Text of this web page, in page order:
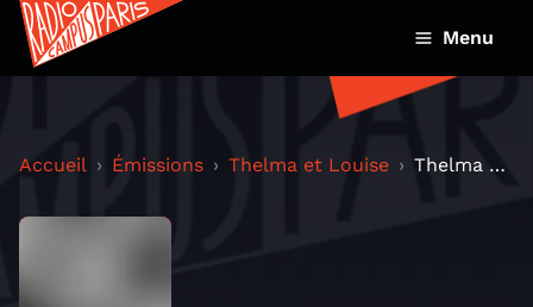
Menu
Accueil Émissions Thelma et Louise Thelma et Louise : Après #MeToo, le retour de bâto...